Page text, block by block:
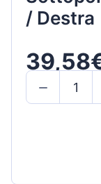
/ Destra